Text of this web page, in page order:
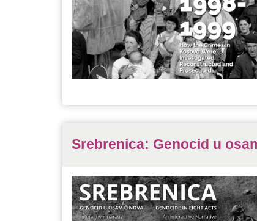
Srebrenica: Genocid u